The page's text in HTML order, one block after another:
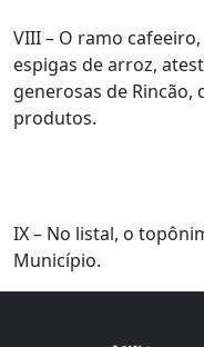
VIII – O ramo
espigas de arroz,
generosas de
produtos.
IX – No listal, o
Município.